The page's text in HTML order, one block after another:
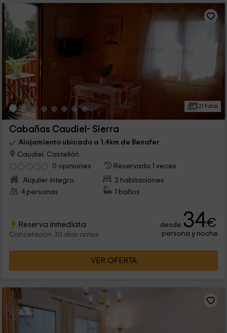
21 Fotos
Cabañas Caudiel- Sierra
Alojamiento ubicado a 1.4km de Benafer
Caudiel, Castellón
0 opiniones
Reservado 1 veces
Alquiler íntegro
2 habitaciones
4 personas
1 baños
Reserva inmediata
Cancelación 30 días antes
desde 34€
persona y noche
VER OFERTA